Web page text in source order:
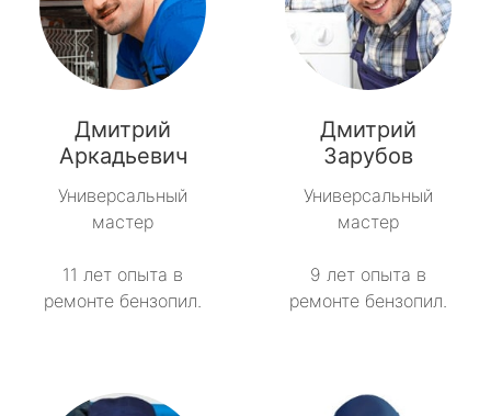
Дмитрий
Аркадьевич
Универсальный
мастер
11 лет опыта в
ремонте бензопил.
Дмитрий
Зарубов
Универсальный
мастер
9 лет опыта в
ремонте бензопил.